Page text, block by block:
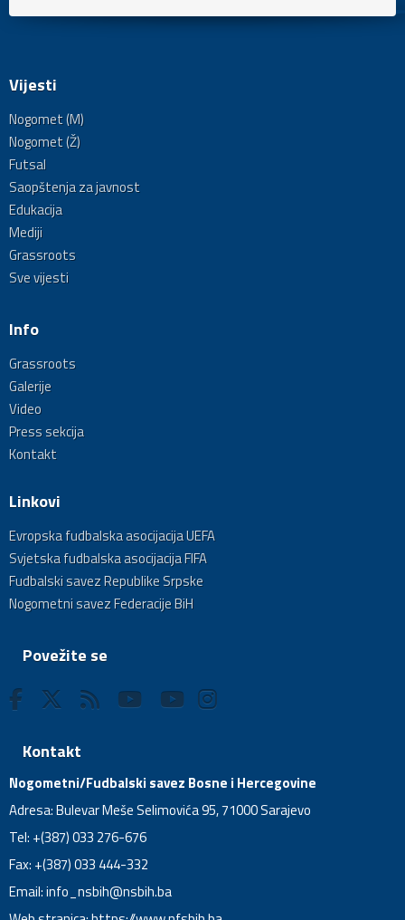
Vijesti
Nogomet (M)
Nogomet (Ž)
Futsal
Saopštenja za javnost
Edukacija
Mediji
Grassroots
Sve vijesti
Info
Grassroots
Galerije
Video
Press sekcija
Kontakt
Linkovi
Evropska fudbalska asocijacija UEFA
Svjetska fudbalska asocijacija FIFA
Fudbalski savez Republike Srpske
Nogometni savez Federacije BiH
Povežite se
Kontakt
Nogometni/Fudbalski savez Bosne i Hercegovine
Adresa: Bulevar Meše Selimovića 95, 71000 Sarajevo
Tel: +(387) 033 276-676
Fax: +(387) 033 444-332
Email:info_nsbih@nsbih.ba